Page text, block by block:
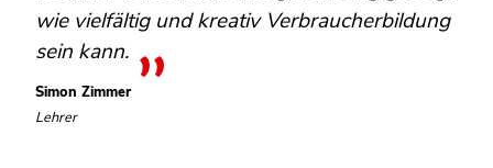
wie vielfältig und kreativ Verbraucherbildung
sein kann.
Simon Zimmer
Lehrer